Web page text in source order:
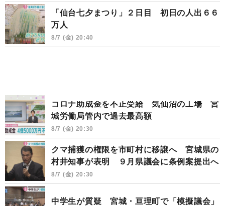
「仙台七夕まつり」２日目 初日の人出６６
万人
8/7 (金) 20:40
コロナ助成金を不正受給 気仙沼の工場 宮
城労働局管内で過去最高額
8/7 (金) 20:30
クマ捕獲の権限を市町村に移譲へ 宮城県の
村井知事が表明 ９月県議会に条例案提出へ
8/7 (金) 20:30
中学生が質疑 宮城・亘理町で「模擬議会」